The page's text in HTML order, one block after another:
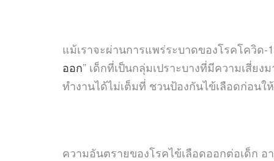
แม้เราจะผ่านการแพร่ระบาดของโรคโควิด
ออก” เด็กที่เป็นกลุ่มเปราะบางที่มีความเสี่ย
ทำงานได้ไม่เต็มที่ ชวนป้องกันไข้เลือดก่อนใ
ความอันตรายของโรคไข้เลือดออกต่อเด็ก อ